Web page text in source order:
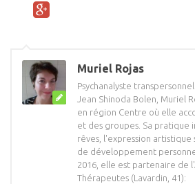
Muriel Rojas
Psychanalyste
Jean Shinoda Bolen, Muriel
en région Centre où elle
et des groupes. Sa pratique
rêves, l'expression
de développement
2016, elle est partenaire de
Thérapeutes (Lavardin, 41):